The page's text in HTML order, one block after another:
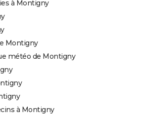
à Montigny
Montigny
météo de Montigny
à Montigny